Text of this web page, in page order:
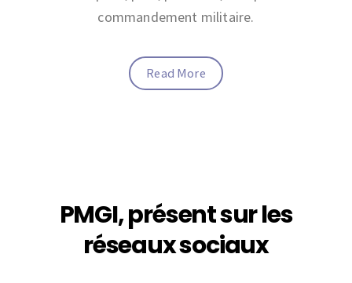
commandement militaire.
Read More
PMGI, présent sur les
réseaux sociaux